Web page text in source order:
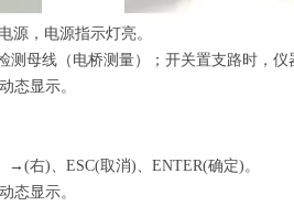
源，电源指示灯亮。
测母线（电桥测量）；开关置支路时，
态显示。
右)、ESC(取消)、ENTER(确定)。
态显示。